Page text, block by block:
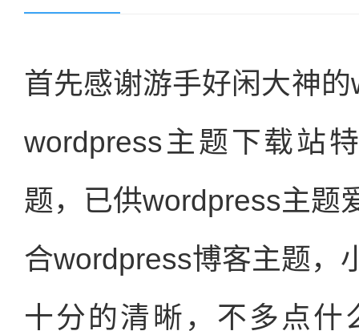
首先感谢游手好闲大神
wordpress主题下载站
题，已供wordpress主题
合wordpress博客主题，
十分的清晰，不多点